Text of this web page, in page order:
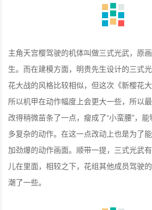
主角天宫樱驾驶的机体叫做三式光武，原
生。而在建模方面，明贵先生设计的三式
花大战的风格比较相似，但这次《新樱花大
所以机甲在动作幅度上会更大一些，所以
改得稍微苗条了一点，瘦成了“小蛮腰”，
多复杂的动作。在这一点改动上也是为了
加劲爆的动作画面。顺带一提，三式光武
儿在里面，相较之下，花组其他成员驾驶
潮了一些。